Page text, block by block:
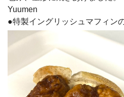
Yuumen
●特製イングリッシュマフィン